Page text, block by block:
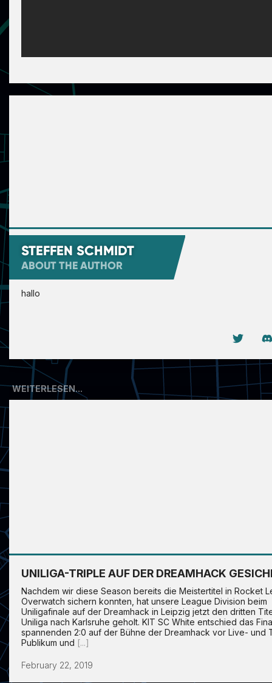
STEFFEN SCHMIDT
ABOUT THE AUTHOR
hallo
WEITERLESEN...
UNILIGA-TRIPLE AUF DER DREAMHACK
Nachdem wir diese Season bereits die Meistertitel in Rocket
Overwatch sichern konnten, hat unsere League Division beim
Uniligafinale auf der Dreamhack in Leipzig jetzt den dritten
Uniliga nach Karlsruhe geholt. KIT SC White entschied das
spannenden 2:0 auf der Bühne der Dreamhack vor Live- und
Publikum und [...]
February 22, 2019